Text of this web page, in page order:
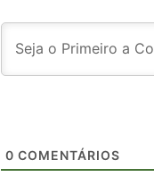
0 COMENTÁRIOS